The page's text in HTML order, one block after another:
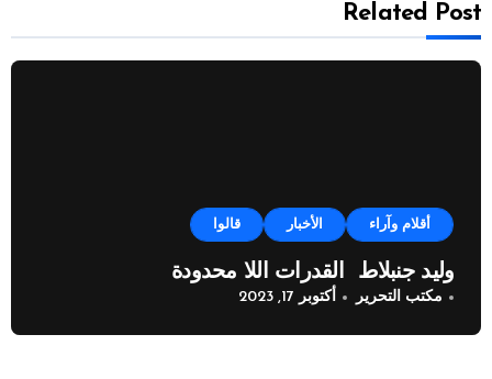
Related Post
أقلام وآراء الأخبار قالوا
وليد جنبلاط القدرات اللا محدودة
مكتب التحرير أكتوبر 17, 2023